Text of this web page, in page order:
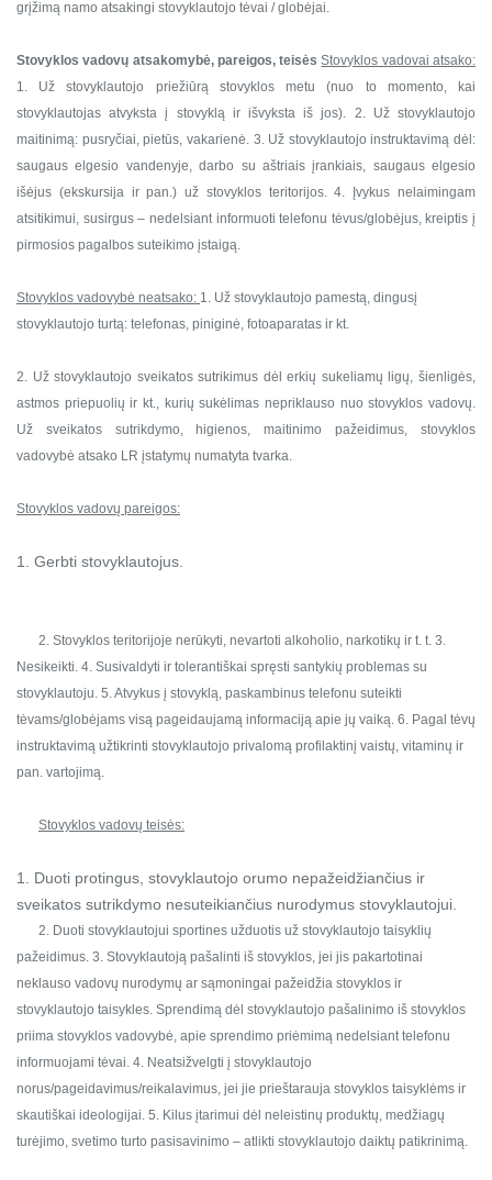
grįžimą namo atsakingi stovyklautojo tėvai / globėjai.
Stovyklos vadovų atsakomybė, pareigos, teisės Stovyklos vadovai atsako:
1. Už stovyklautojo priežiūrą stovyklos metu (nuo to momento, kai
stovyklautojas atvyksta į stovyklą ir išvyksta iš jos). 2. Už stovyklautojo
maitinimą: pusryčiai, pietūs, vakarienė. 3. Už stovyklautojo instruktavimą dėl:
saugaus elgesio vandenyje, darbo su aštriais įrankiais, saugaus elgesio
išėjus (ekskursija ir pan.) už stovyklos teritorijos. 4. Įvykus nelaimingam
atsitikimui, susirgus – nedelsiant informuoti telefonu tėvus/globėjus, kreiptis į
pirmosios pagalbos suteikimo įstaigą.
Stovyklos vadovybė neatsako: 1. Už stovyklautojo pamestą, dingusį
stovyklautojo turtą: telefonas, piniginė, fotoaparatas ir kt.
2. Už stovyklautojo sveikatos sutrikimus dėl erkių sukeliamų ligų, šienligės,
astmos priepuolių ir kt., kurių sukėlimas nepriklauso nuo stovyklos vadovų.
Už sveikatos sutrikdymo, higienos, maitinimo pažeidimus, stovyklos
vadovybė atsako LR įstatymų numatyta tvarka.
Stovyklos vadovų pareigos:
1. Gerbti stovyklautojus.
2. Stovyklos teritorijoje nerūkyti, nevartoti alkoholio, narkotikų ir t. t. 3.
Nesikeikti. 4. Susivaldyti ir tolerantiškai spręsti santykių problemas su
stovyklautoju. 5. Atvykus į stovyklą, paskambinus telefonu suteikti
tėvams/globėjams visą pageidaujamą informaciją apie jų vaiką. 6. Pagal tėvų
instruktavimą užtikrinti stovyklautojo privalomą profilaktinį vaistų, vitaminų ir
pan. vartojimą.
Stovyklos vadovų teisės:
1. Duoti protingus, stovyklautojo orumo nepažeidžiančius ir
sveikatos sutrikdymo nesuteikiančius nurodymus stovyklautojui.
2. Duoti stovyklautojui sportines užduotis už stovyklautojo taisyklių
pažeidimus. 3. Stovyklautoją pašalinti iš stovyklos, jei jis pakartotinai
neklauso vadovų nurodymų ar sąmoningai pažeidžia stovyklos ir
stovyklautojo taisykles. Sprendimą dėl stovyklautojo pašalinimo iš stovyklos
priima stovyklos vadovybė, apie sprendimo priėmimą nedelsiant telefonu
informuojami tėvai. 4. Neatsižvelgti į stovyklautojo
norus/pageidavimus/reikalavimus, jei jie prieštarauja stovyklos taisyklėms ir
skautiškai ideologijai. 5. Kilus įtarimui dėl neleistinų produktų, medžiagų
turėjimo, svetimo turto pasisavinimo – atlikti stovyklautojo daiktų patikrinimą.